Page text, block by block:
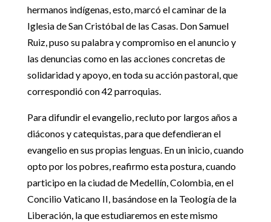
hermanos indígenas, esto, marcó el caminar de la
Iglesia de San Cristóbal de las Casas. Don Samuel
Ruiz, puso su palabra y compromiso en el anuncio y
las denuncias como en las acciones concretas de
solidaridad y apoyo, en toda su acción pastoral, que
correspondió con 42 parroquias.
Para difundir el evangelio, recluto por largos años a
diáconos y catequistas, para que defendieran el
evangelio en sus propias lenguas. En un inicio, cuando
opto por los pobres, reafirmo esta postura, cuando
participo en la ciudad de Medellín, Colombia, en el
Concilio Vaticano II, basándose en la Teología de la
Liberación, la que estudiaremos en este mismo